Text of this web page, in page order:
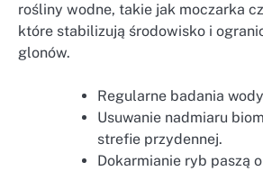
rośliny wodne, takie jak moczarka
które stabilizują środowisko i
glonów.
Regularne badania
Usuwanie nadmiaru
strefie przydennej.
Dokarmianie ryb paszą